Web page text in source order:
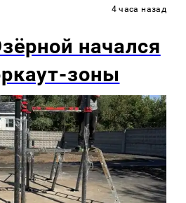
4 часа назад
начался
зоны